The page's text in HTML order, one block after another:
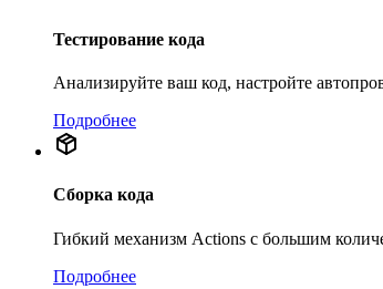
Тестирование кода
Анализируйте ваш код, настройте
Подробнее
Сборка кода
Гибкий механизм Actions с большим
Подробнее